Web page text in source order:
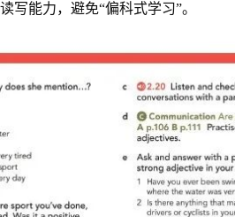
写能力，避免“偏科式学习”。